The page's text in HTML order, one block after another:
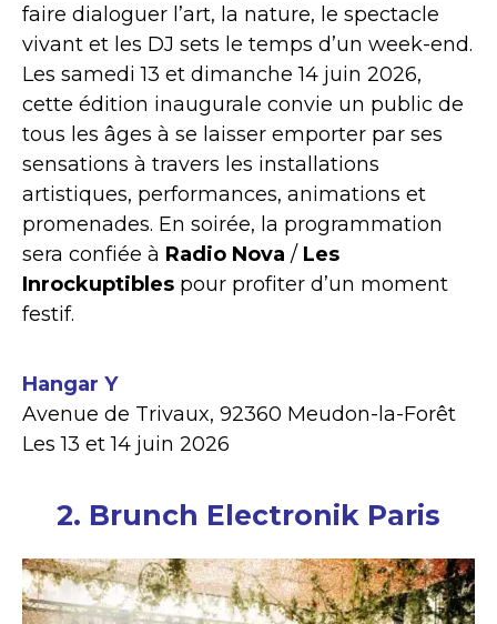
faire dialoguer l’art, la nature, le spectacle
vivant et les DJ sets le temps d’un week-end.
Les samedi 13 et dimanche 14 juin 2026,
cette édition inaugurale convie un public de
tous les âges à se laisser emporter par ses
sensations à travers les installations
artistiques, performances, animations et
promenades. En soirée, la programmation
sera confiée à Radio Nova / Les
Inrockuptibles pour profiter d’un moment
festif.
Hangar Y
Avenue de Trivaux, 92360 Meudon-la-Forêt
Les 13 et 14 juin 2026
2. Brunch Electronik Paris